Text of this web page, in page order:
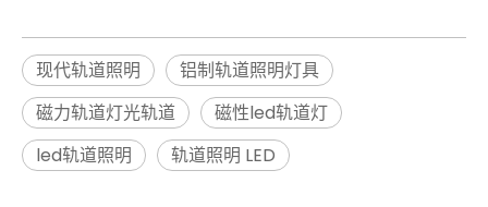
现代轨道照明
铝制轨道照明灯具
磁力轨道灯光轨道
磁性led轨道灯
led轨道照明
轨道照明 LED